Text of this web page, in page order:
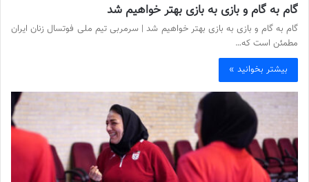
گام به گام و بازی به بازی بهتر خواهیم شد
گام به گام و بازی به بازی بهتر خواهیم شد | سرمربی تیم ملی فوتسال زنان ایران
مطمئن است که…
بیشتر بخوانید »